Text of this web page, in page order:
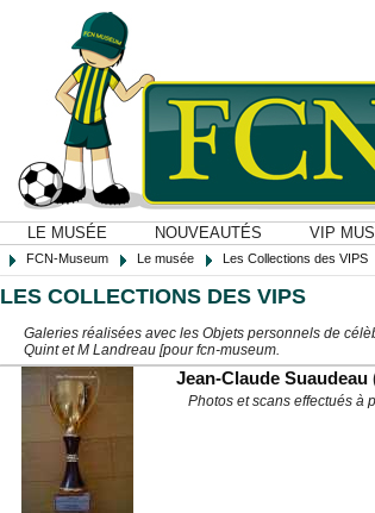
LE MUSÉE NOUVEAUTÉS VIP
FCN-Museum Le musée Les Collections des VIPS
LES COLLECTIONS DES VIPS
Galeries réalisées avec les Objets personnels de
Quint et M Landreau [pour fcn-museum.
Jean-Claude Suaudeau
Photos et scans effectués à